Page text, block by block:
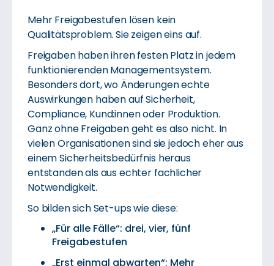
Mehr Freigabestufen lösen kein
Qualitätsproblem. Sie zeigen eins auf.
Freigaben haben ihren festen Platz in jedem
funktionierenden Managementsystem.
Besonders dort, wo Änderungen echte
Auswirkungen haben auf Sicherheit,
Compliance, Kund:innen oder Produktion.
Ganz ohne Freigaben geht es also nicht. In
vielen Organisationen sind sie jedoch eher aus
einem Sicherheitsbedürfnis heraus
entstanden als aus echter fachlicher
Notwendigkeit.
So bilden sich Set-ups wie diese:
„Für alle Fälle“: drei, vier, fünf
Freigabestufen
„Erst einmal abwarten“: Mehr